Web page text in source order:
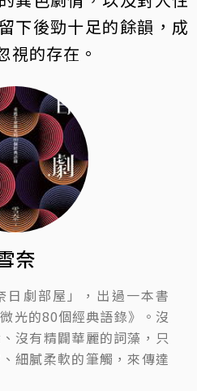
下後勁十足的餘韻，成
視的存在。
奈
日劇部屋」，出過一本書
光的80個經典語錄》。沒
沒有精闢華麗的詞藻，只
細膩柔軟的筆觸，來傳達